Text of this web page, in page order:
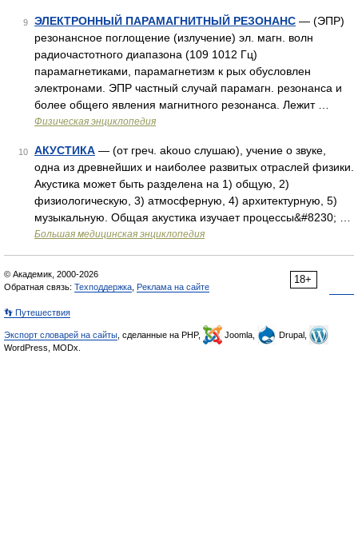
9 ЭЛЕКТРОННЫЙ ПАРАМАГНИТНЫЙ РЕЗОНАНС — (ЭПР)
резонансное поглощение (излучение) эл. магн. волн
радиочастотного диапазона (109 1012 Гц)
парамагнетиками, парамагнетизм к рых обусловлен
электронами. ЭПР частный случай парамагн. резонанса и
более общего явления магнитного резонанса. Лежит …
Физическая энциклопедия
10 АКУСТИКА — (от греч. akouo слушаю), учение о звуке,
одна из древнейших и наиболее развитых отраслей физики.
Акустика может быть разделена на 1) общую, 2)
физиологическую, 3) атмосферную, 4) архитектурную, 5)
музыкальную. Общая акустика изучает процессы&#8230; …
Большая медицинская энциклопедия
18+
© Академик, 2000-2026
Обратная связь: Техподдержка Реклама на сайте
👣 Путешествия
Экспорт словарей на сайты , сделанные на PHP, Joomla,
Drupal,
WordPress, MODx.